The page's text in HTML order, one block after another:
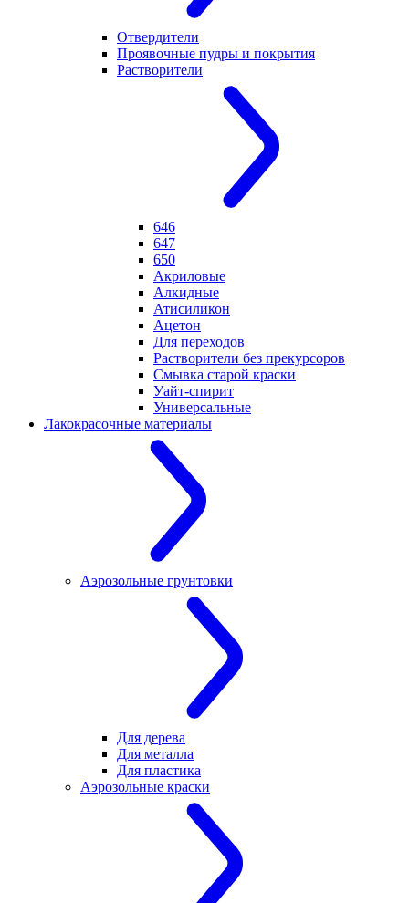
Отвердители
Проявочные пудры и покрытия
Растворители
646
647
650
Акриловые
Алкидные
Атисиликон
Ацетон
Для переходов
Растворители без прекурсоров
Смывка старой краски
Уайт-спирит
Универсальные
Лакокрасочные материалы
Аэрозольные грунтовки
Для дерева
Для металла
Для пластика
Аэрозольные краски